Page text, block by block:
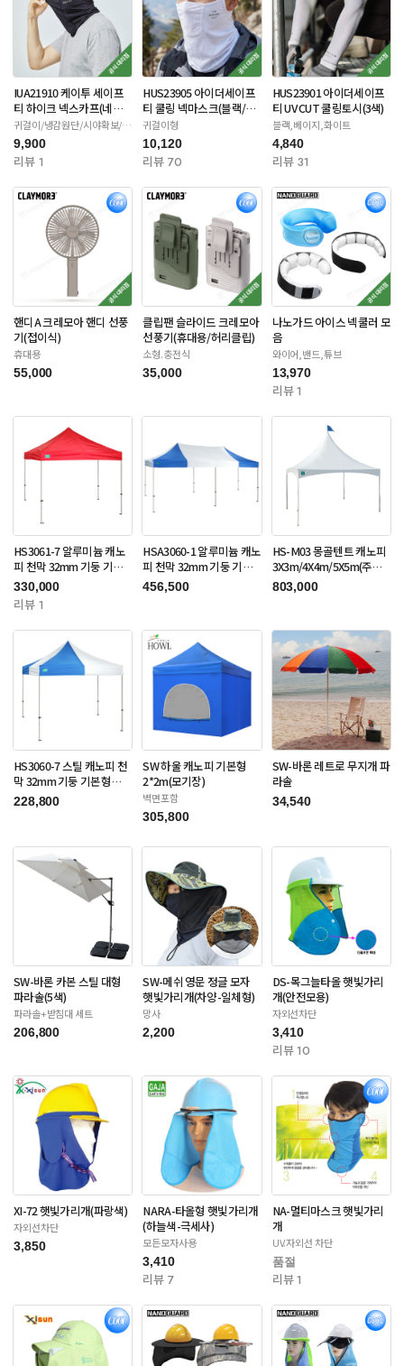
IUA21910 케이투 세이프
티 하이크 넥스카프(네이
비/화이트/베이지)
귀걸이/냉감원단/시야확보/자
외선차단
9,900
리뷰 1
HUS23905 아이더세이프
티 쿨링 넥마스크(블랙/화
이트/카키)
귀걸이형
10,120
리뷰 70
HUS23901 아이더세이프
티 UV CUT 쿨링토시(3색)
블랙,베이지,화이트
4,840
리뷰 31
핸디A 크레모아 핸디 선풍
기(접이식)
휴대용
55,000
클립팬 슬라이드 크레모아
선풍기(휴대용/허리클립)
소형.충전식
35,000
나노가드 아이스 넥쿨러 모
음
와이어,밴드,튜브
13,970
리뷰 1
HS3061-7 알루미늄 캐노
피 천막 32mm 기둥 기본
형 3X3m(주문제작품)
330,000
리뷰 1
HSA3060-1 알루미늄 캐노
피 천막 32mm 기둥 기본
형 3X6m(주문제작품)
456,500
HS-M03 몽골텐트 캐노피
3X3m/4X4m/5X5m(주문
제작품)
803,000
HS3060-7 스틸 캐노피 천
막 32mm 기둥 기본형
3X3m(주문제작품)
228,800
SW 하울 캐노피 기본형
2*2m(모기장)
벽면포함
305,800
SW-바론 레트로 무지개 파
라솔
34,540
SW-바론 카본 스틸 대형
파라솔(5색)
파라솔+받침대 세트
206,800
SW-메쉬 영문 정글 모자
햇빛가리개(차양-일체형)
망사
2,200
DS-목그늘타올 햇빛가리
개(안전모용)
자외선차단
3,410
리뷰 10
XI-72 햇빛가리개(파랑색)
자외선차단
3,850
NARA-타올형 햇빛가리개
(하늘색-극세사)
모든모자사용
3,410
리뷰 7
NA-멀티마스크 햇빛가리
개
UV.자외선 차단
품절
리뷰 1